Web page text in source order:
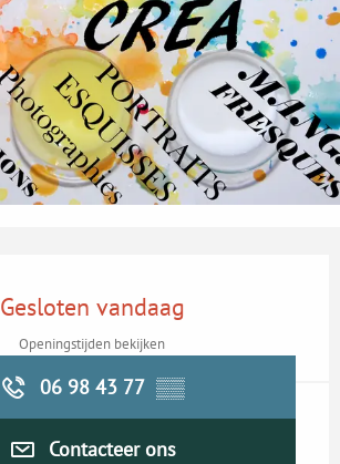
Gesloten vandaag
Openingstijden bekijken
06 98 43 77 ▒▒
Contacteer ons